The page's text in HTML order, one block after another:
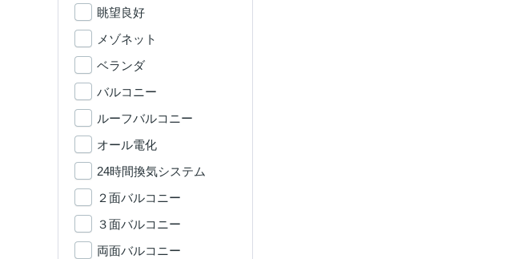
眺望良好
メゾネット
ベランダ
バルコニー
ルーフバルコニー
オール電化
24時間換気システム
２面バルコニー
３面バルコニー
両面バルコニー